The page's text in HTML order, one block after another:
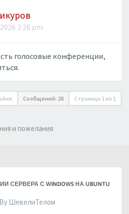
3:28 pm
голосовые конференции,
Сообщений: 28 Страница 1 из 1
и пожелания
СЕРВЕРА С WINDOWS НА UBUNTU
ШевелиТелом